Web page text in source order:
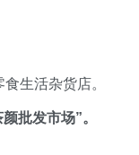
生活杂货店。
批发市场”。